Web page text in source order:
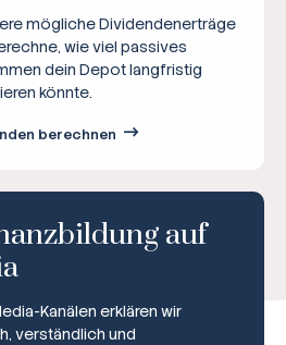
mögliche Dividendenerträge
wie viel passives
dein Depot langfristig
könnte.
berechnen
auf
Kanälen erklären wir
verständlich und